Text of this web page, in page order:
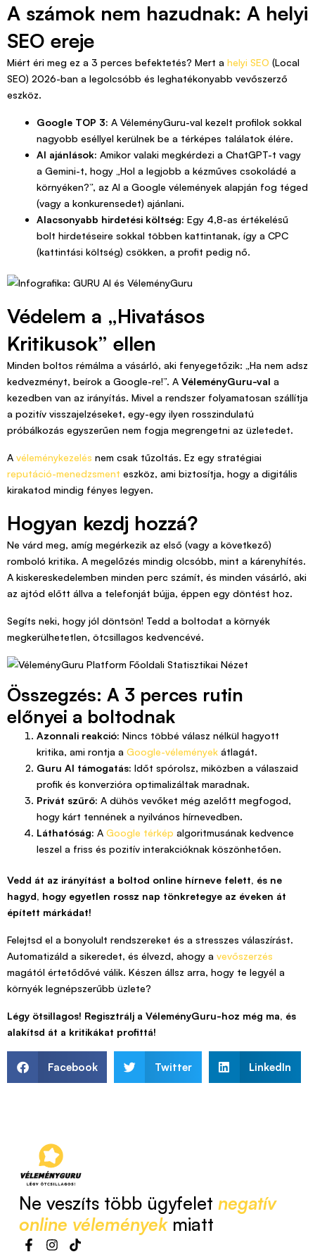
A számok nem hazudnak: A helyi
SEO ereje
Miért éri meg ez a 3 perces befektetés? Mert a helyi SEO (Local
SEO) 2026-ban a legolcsóbb és leghatékonyabb vevőszerző
eszköz.
Google TOP 3: A VéleményGuru-val kezelt profilok sokkal
nagyobb eséllyel kerülnek be a térképes találatok élére.
AI ajánlások: Amikor valaki megkérdezi a ChatGPT-t vagy
a Gemini-t, hogy „Hol a legjobb a kézműves csokoládé a
környéken?”, az AI a Google vélemények alapján fog téged
(vagy a konkurensedet) ajánlani.
Alacsonyabb hirdetési költség: Egy 4,8-as értékelésű
bolt hirdetéseire sokkal többen kattintanak, így a CPC
(kattintási költség) csökken, a profit pedig nő.
Védelem a „Hivatásos
Kritikusok” ellen
Minden boltos rémálma a vásárló, aki fenyegetőzik: „Ha nem adsz
kedvezményt, beírok a Google-re!”. A VéleményGuru-val a
kezedben van az irányítás. Mivel a rendszer folyamatosan szállítja
a pozitív visszajelzéseket, egy-egy ilyen rosszindulatú
próbálkozás egyszerűen nem fogja megrengetni az üzletedet.
A véleménykezelés nem csak tűzoltás. Ez egy stratégiai
reputáció-menedzsment eszköz, ami biztosítja, hogy a digitális
kirakatod mindig fényes legyen.
Hogyan kezdj hozzá?
Ne várd meg, amíg megérkezik az első (vagy a következő)
romboló kritika. A megelőzés mindig olcsóbb, mint a kárenyhítés.
A kiskereskedelemben minden perc számít, és minden vásárló, aki
az ajtód előtt állva a telefonját bújja, éppen egy döntést hoz.
Segíts neki, hogy jól döntsön! Tedd a boltodat a környék
megkerülhetetlen, ötcsillagos kedvencévé.
Összegzés: A 3 perces rutin
előnyei a boltodnak
Azonnali reakció: Nincs többé válasz nélkül hagyott
kritika, ami rontja a Google-vélemények átlagát.
Guru AI támogatás: Időt spórolsz, miközben a válaszaid
profik és konverzióra optimalizáltak maradnak.
Privát szűrő: A dühös vevőket még azelőtt megfogod,
hogy kárt tennének a nyilvános hírnevedben.
Láthatóság: A Google térkép algoritmusának kedvence
leszel a friss és pozitív interakcióknak köszönhetően.
Vedd át az irányítást a boltod online hírneve felett, és ne
hagyd, hogy egyetlen rossz nap tönkretegye az éveken át
épített márkádat!
Felejtsd el a bonyolult rendszereket és a stresszes válaszírást.
Automatizáld a sikeredet, és élvezd, ahogy a vevőszerzés
magától értetődővé válik. Készen állsz arra, hogy te legyél a
környék legnépszerűbb üzlete?
Légy ötsillagos! Regisztrálj a VéleményGuru-hoz még ma, és
alakítsd át a kritikákat profittá!
Facebook Twitter LinkedIn
Ne veszíts több ügyfelet negatív
online véleményekmiatt